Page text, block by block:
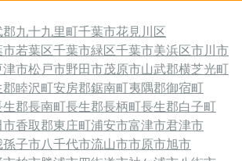
郡九十九里町千葉市花見川区
若葉区千葉市緑区千葉市美浜区市川市
津市松戸市野田市茂原市山武郡横芝光町
郡睦沢町安房郡鋸南町夷隅郡御宿町
生郡長南町長生郡長柄町長生郡白子町
市香取郡東庄町浦安市富津市君津市
孫子市八千代市流山市市原市旭市